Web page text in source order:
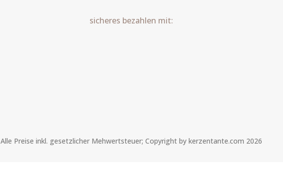
sicheres bezahlen mit:
Alle Preise inkl. gesetzlicher Mehwertsteuer; Copyright by kerzentante.com 2026